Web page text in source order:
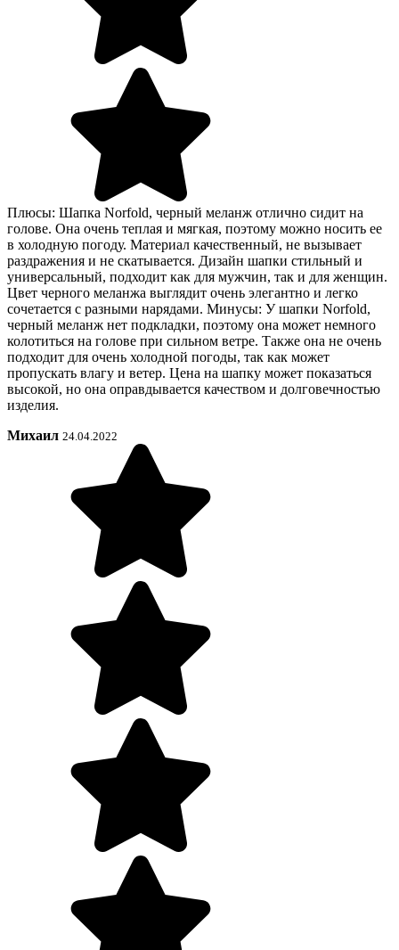
Плюсы: Шапка Norfold, черный меланж отлично сидит на
голове. Она очень теплая и мягкая, поэтому можно носить ее
в холодную погоду. Материал качественный, не вызывает
раздражения и не скатывается. Дизайн шапки стильный и
универсальный, подходит как для мужчин, так и для женщин.
Цвет черного меланжа выглядит очень элегантно и легко
сочетается с разными нарядами. Минусы: У шапки Norfold,
черный меланж нет подкладки, поэтому она может немного
колотиться на голове при сильном ветре. Также она не очень
подходит для очень холодной погоды, так как может
пропускать влагу и ветер. Цена на шапку может показаться
высокой, но она оправдывается качеством и долговечностью
изделия.
Михаил 24.04.2022